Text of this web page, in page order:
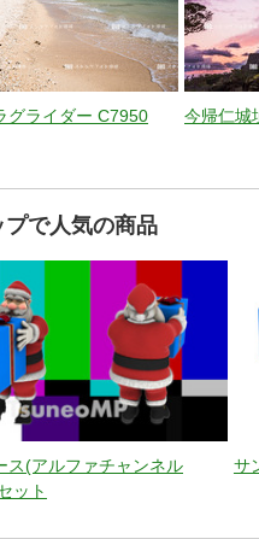
グライダー C7950 今帰仁城
プで人気の商品
ス(アルファチャンネル
ット
サ